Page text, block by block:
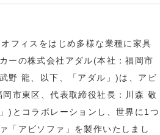
フィスをはじめ多様な業種に家具
ーの株式会社アダル(本社：福岡市
野 龍、以下、「アダル」)は、アビ
市東区、代表取締役社長：川森 敬
)とコラボレーションし、世界に1つ
「アビソファ」を製作いたしまし